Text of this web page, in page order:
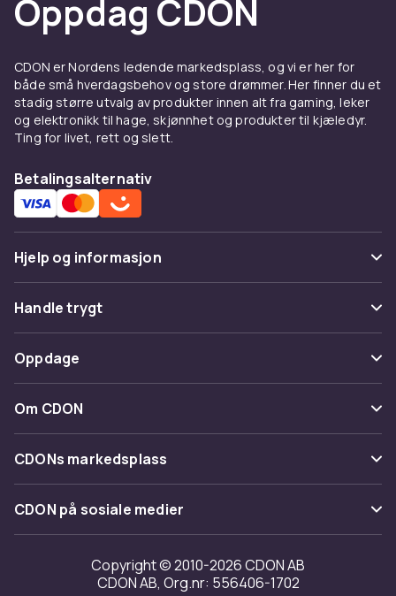
Oppdag CDON
CDON er Nordens ledende markedsplass, og vi er her for
både små hverdagsbehov og store drømmer. Her finner du et
stadig større utvalg av produkter innen alt fra gaming, leker
og elektronikk til hage, skjønnhet og produkter til kjæledyr.
Ting for livet, rett og slett.
Betalingsalternativ
Hjelp og informasjon
Vanlige spørsmål
Spor pakke
Angre & returner her
Kontakt oss
Handle trygt
Betaling
Levering
Tilbakekallinger
Oppdage
Kategorier
Varemerker
Om CDON
Om oss
Kundeanmeldelser
Jobbe på CDON
Investor relations
CDONs markedsplass
Merchant Help Center
CDON på sosiale medier
Copyright © 2010-2026 CDON AB
CDON AB, Org.nr: 556406-1702